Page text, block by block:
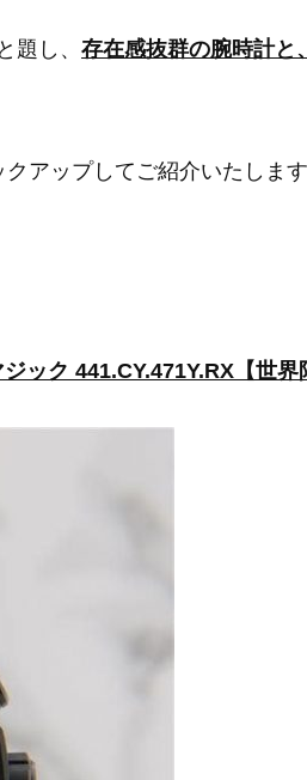
題し、 存在感抜群の腕時計と
アップしてご紹介いたします
ク 441.CY.471Y.RX【世界